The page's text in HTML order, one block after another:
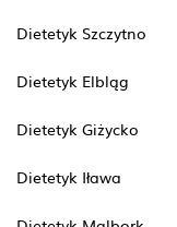
Dietetyk Szczytno
Dietetyk Elbląg
Dietetyk Giżycko
Dietetyk Iława